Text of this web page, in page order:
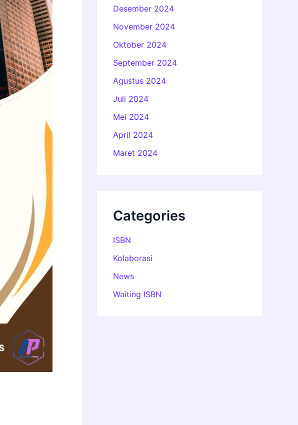
Desember 2024
November 2024
Oktober 2024
September 2024
Agustus 2024
Juli 2024
Mei 2024
April 2024
Maret 2024
Categories
ISBN
Kolaborasi
News
Waiting ISBN